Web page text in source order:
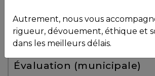
Équipe
Partenaires
Témoignages
Évaluation (municipale)
Autrement, nous vous
rigueur, dévouement, éthique et
dans les meilleurs délais.